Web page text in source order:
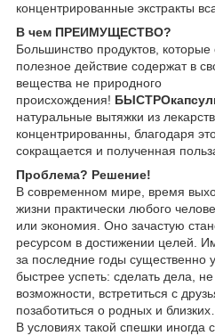
концентрированные экстракты
В чем ПРЕИМУЩЕСТВО?
Большинство продуктов,
полезное действие содержат в
вещества не природного
происхождения!
натуральные вытяжки из
концентрированны, благодаря
сокращается и полученная
Проблема? Решение!
В современном мире, время
жизни практически любого
или экономия. Оно зачастую
ресурсом в достижении целей.
за последние годы существенно
быстрее успеть: сделать дела,
возможности, встретиться с
позаботиться о родных и
В условиях такой спешки иногда